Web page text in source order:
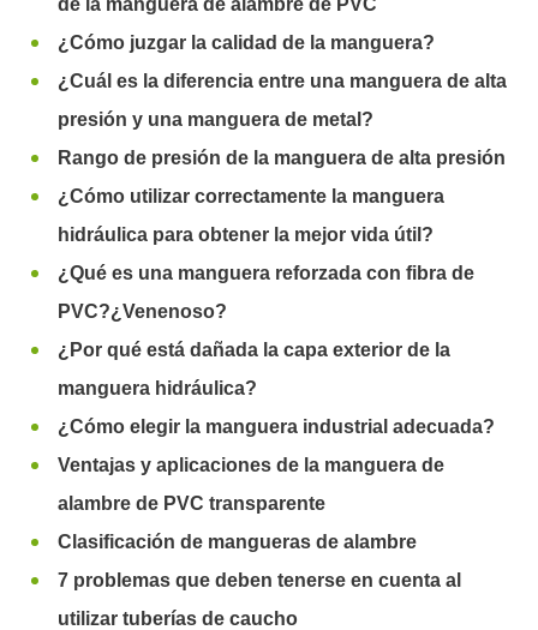
de la manguera de alambre de PVC
¿Cómo juzgar la calidad de la manguera?
¿Cuál es la diferencia entre una manguera de alta
presión y una manguera de metal?
Rango de presión de la manguera de alta presión
¿Cómo utilizar correctamente la manguera
hidráulica para obtener la mejor vida útil?
¿Qué es una manguera reforzada con fibra de
PVC?¿Venenoso?
¿Por qué está dañada la capa exterior de la
manguera hidráulica?
¿Cómo elegir la manguera industrial adecuada?
Ventajas y aplicaciones de la manguera de
alambre de PVC transparente
Clasificación de mangueras de alambre
7 problemas que deben tenerse en cuenta al
utilizar tuberías de caucho